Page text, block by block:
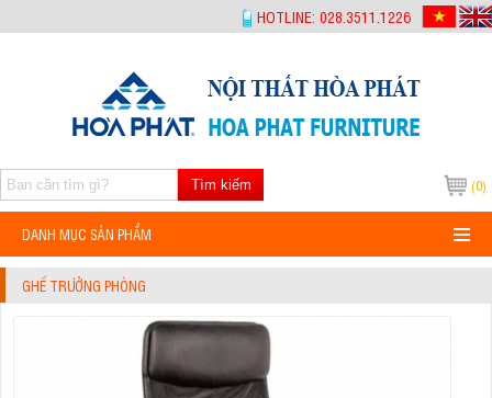
HOTLINE: 028.3511.1226
(0)
Tìm kiếm
DANH MỤC SẢN PHẨM
GHẾ TRƯỞNG PHÒNG